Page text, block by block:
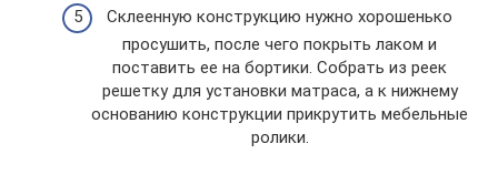
Склеенную конструкцию нужно хорошенько
просушить, после чего покрыть лаком и
поставить ее на бортики. Собрать из реек
решетку для установки матраса, а к нижнему
основанию конструкции прикрутить мебельные
ролики.